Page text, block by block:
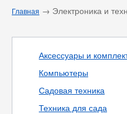
Главная → Электроника и
Аксессуары и
Компьютеры
Садовая техника
Техника для сада